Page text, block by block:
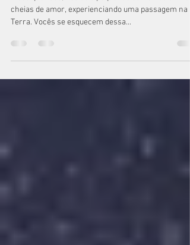
mensagem da Amiga das Estrelas
Meus queridos, Vós sois pequenas centelhas divinas,
cheias de amor, experienciando uma passagem na